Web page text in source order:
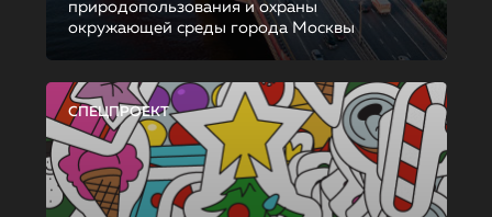
природопользования и охраны
окружающей среды города Москвы
СПЕЦПРОЕКТ